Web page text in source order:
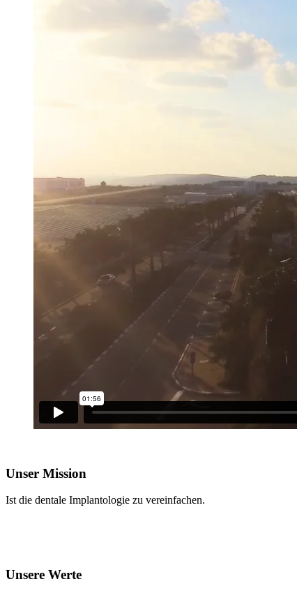
Unser Mission
Ist die dentale Implantologie zu vereinfachen.
Unsere Werte